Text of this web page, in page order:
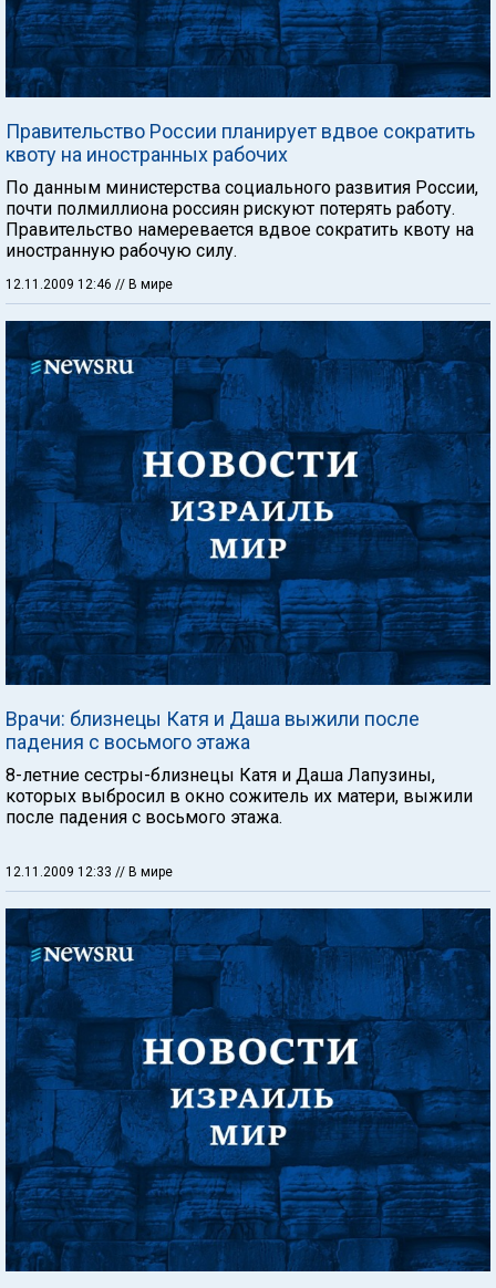
Правительство России планирует вдвое сократить
квоту на иностранных рабочих
По данным министерства социального развития России,
почти полмиллиона россиян рискуют потерять работу.
Правительство намеревается вдвое сократить квоту на
иностранную рабочую силу.
12.11.2009 12:46 // В мире
Врачи: близнецы Катя и Даша выжили после
падения с восьмого этажа
8-летние сестры-близнецы Катя и Даша Лапузины,
которых выбросил в окно сожитель их матери, выжили
после падения с восьмого этажа.
12.11.2009 12:33 // В мире